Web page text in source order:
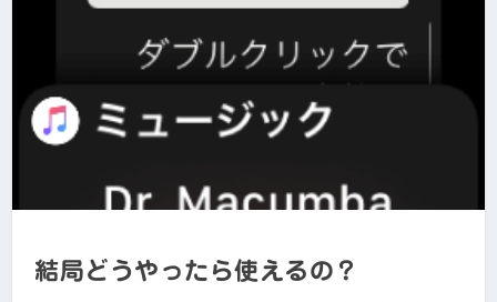
結局どうやったら使えるの？